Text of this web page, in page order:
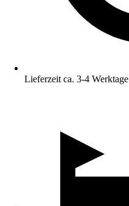
Lieferzeit ca. 3-4 Werktage